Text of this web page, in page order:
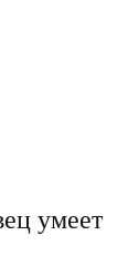
умеет